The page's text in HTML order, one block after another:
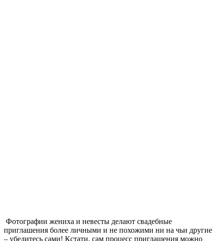
Фотографии жениха и невесты делают свадебные
приглашения более личными и не похожими ни на чьи другие
– убедитесь сами! Кстати, сам процесс приглашения можно